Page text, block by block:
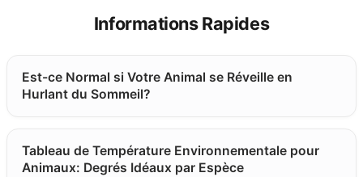
l’identification, les vaccins, la stérilisation,
les antécédents vétérinaires et les éventuels
chien reste indispensable avant de
confirmer l’adoption.
Informations Rapides
Est-ce Normal si Votre Animal se Réveille en
Hurlant du Sommeil?
Tableau de Température Environnementale pour
Animaux: Degrés Idéaux par Espèce